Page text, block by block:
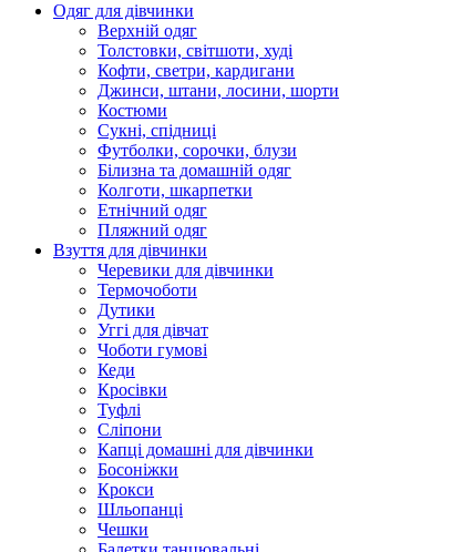
Одяг для дівчинки
Верхній одяг
Толстовки, світшоти, худі
Кофти, светри, кардигани
Джинси, штани, лосини, шорти
Костюми
Сукні, спідниці
Футболки, сорочки, блузи
Білизна та домашній одяг
Колготи, шкарпетки
Етнічний одяг
Пляжний одяг
Взуття для дівчинки
Черевики для дівчинки
Термочоботи
Дутики
Уггі для дівчат
Чоботи гумові
Кеди
Кросівки
Туфлі
Сліпони
Капці домашні для дівчинки
Босоніжки
Крокси
Шльопанці
Чешки